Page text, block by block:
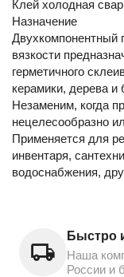
Клей холодная
Назначение
Двухкомпонентный
вязкости
герметичного
керамики, дерева и
Незаменим, когда
нецелесообразно
Применяется для
инвентаря,
водоснабжения,
Быстро
Наша
России и